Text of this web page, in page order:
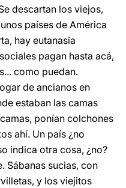
descartan los viejos,
países de América
hay eutanasia
pagan hasta acá,
como puedan.
de ancianos en
estaban las camas
ponían colchones
ahí. Un país ¿no
indica otra cosa, ¿no?
Sábanas sucias, con
y los viejitos